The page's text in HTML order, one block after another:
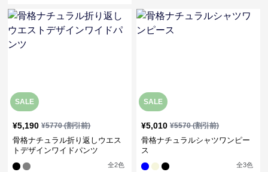
SALE
¥5,190 ¥5770(割引前)
骨格ナチュラル折り返しウエス
トデザインワイドパンツ
全2色
SALE
¥5,010 ¥5570(割引前)
骨格ナチュラルシャツワンピー
ス
全3色